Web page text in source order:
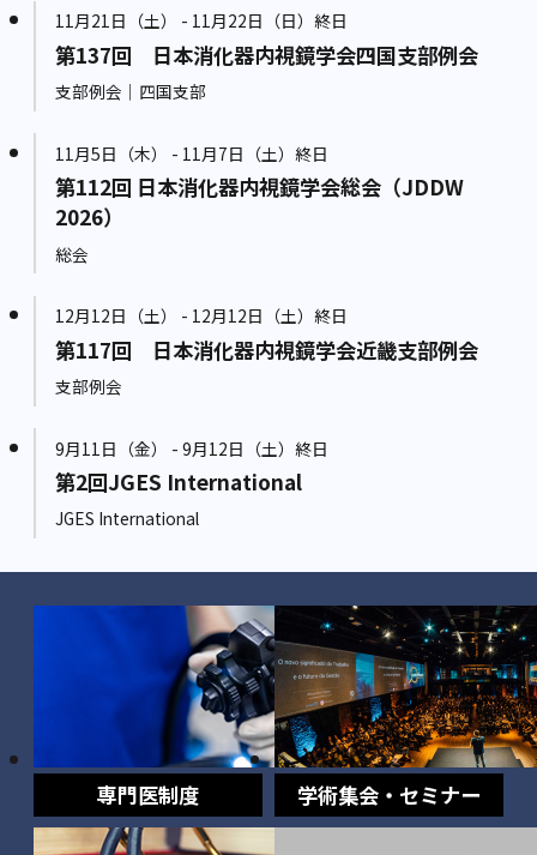
11月21日（土） - 11月22日（日）終日
第137回 日本消化器内視鏡学会四国支部例会
支部例会｜四国支部
11月5日（木） - 11月7日（土）終日
第112回 日本消化器内視鏡学会総会（JDDW
2026）
総会
12月12日（土） - 12月12日（土）終日
第117回 日本消化器内視鏡学会近畿支部例会
支部例会
9月11日（金） - 9月12日（土）終日
第2回JGES International
JGES International
専門医制度 学術集会・セミナー